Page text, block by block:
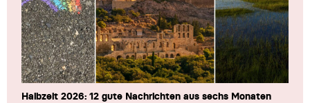
Halbzeit 2026: 12 gute Nachrichten aus sechs Monaten